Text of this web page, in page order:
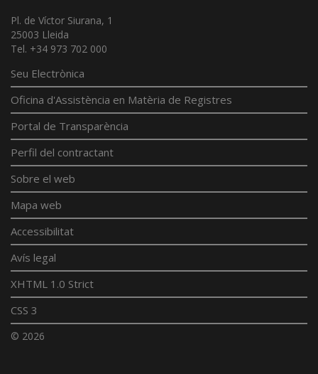
Pl. de Víctor Siurana, 1
25003 Lleida
Tel. +34 973 702 000
Seu Electrònica
Oficina d'Assistència en Matèria de Registres
Portal de Transparència
Perfil del contractant
Sobre el web
Mapa web
Accessibilitat
Avís legal
XHTML 1.0 Strict
CSS 3
© 2026